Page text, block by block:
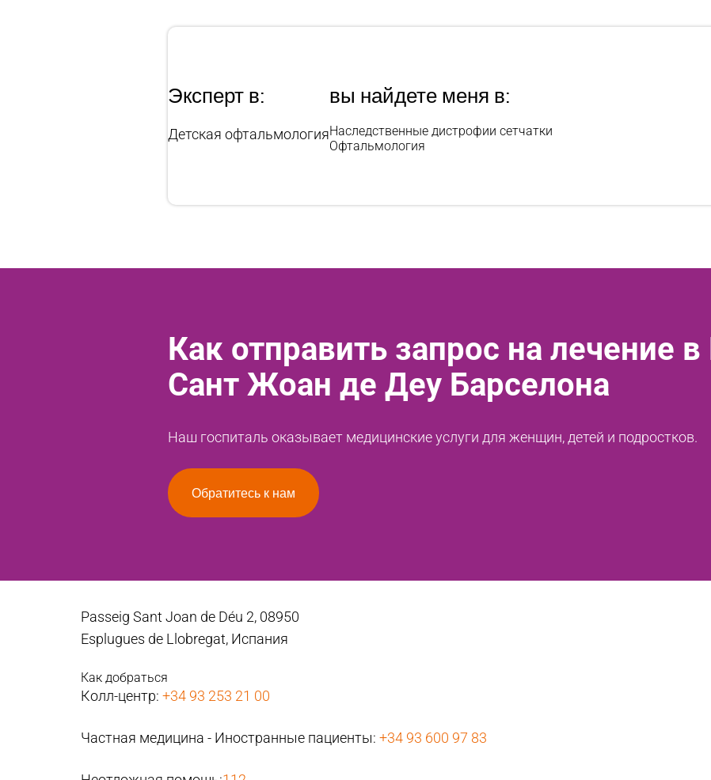
Эксперт в:
Детская офтальмология
вы найдете меня в:
Наследственные дистрофии сетчатки
Офтальмология
Как отправить запрос на лечение в
Сант Жоан де Деу Барселона
Наш госпиталь оказывает медицинские услуги для женщин, детей и подростков.
Обратитесь к нам
Passeig Sant Joan de Déu 2, 08950
Esplugues de Llobregat, Испания
Как добраться
Колл-центр: +34 93 253 21 00
Частная медицина - Иностранные пациенты: +34 93 600 97 83